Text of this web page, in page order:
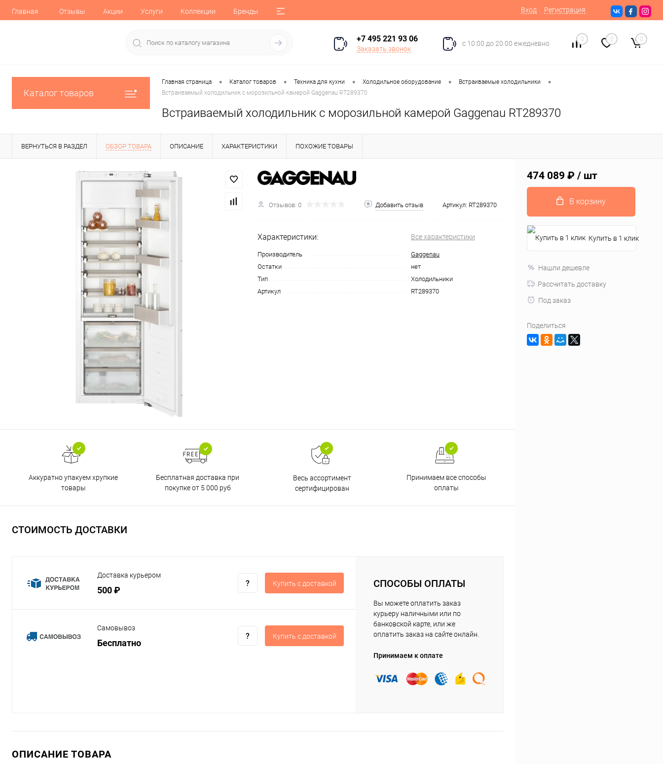
Главная Отзывы Акции Услуги Коллекции Бренды Вход Регистрация
+7 495 221 93 06
Заказать звонок
с 10:00 до 20:00 ежедневно
0 0 0
Каталог товаров
Главная страница • Каталог товаров • Техника для кухни • Холодильное оборудование • Встраиваемые холодильники •
Встраиваемый холодильник с морозильной камерой Gaggenau RT289370
Встраиваемый холодильник с морозильной камерой Gaggenau RT289370
ВЕРНУТЬСЯ В РАЗДЕЛ ОБЗОР ТОВАРА ОПИСАНИЕ ХАРАКТЕРИСТИКИ ПОХОЖИЕ ТОВАРЫ
Отзывов: 0 Добавить отзыв Артикул: RT289370
Характеристики: Все характеристики
Производитель
Gaggenau
Остатки
нет
Тип
Холодильники
Артикул
RT289370
Аккуратно упакуем хрупкие
товары
Бесплатная доставка при
покупке от 5 000 руб
Весь ассортимент
сертифицирован
Принимаем все способы
оплаты
СТОИМОСТЬ ДОСТАВКИ
Доставка курьером
500 ₽
Купить c доставкой
Самовывоз
Бесплатно
Купить c доставкой
СПОСОБЫ ОПЛАТЫ
Вы можете оплатить заказ
курьеру наличными или по
банковской карте, или же
оплатить заказ на сайте онлайн.
Принимаем к оплате
ОПИСАНИЕ ТОВАРА
474 089 ₽ / шт
В корзину
Купить в 1 клик
Нашли дешевле
Рассчитать доставку
Под заказ
Поделиться